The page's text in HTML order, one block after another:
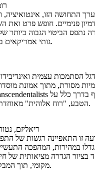
התחושה הזו, אינטואיציה,
פנימיים. חופש פרט ואת
נתפס הביטוי הגבוה ביותר
גותי אמריקאים בשימוש נושאים והגדרות טבעיים כהים.
מסורת, מתוך אמונת
הטבע, "רוח אלוהית" מאוחדת, המשותף לכל האנשים, ואת הקהילה.
ריאליזם, נטורליזם
זו התאפיינה רגשות של
במהירות, המהפכה
בציור הגדרה מציאותית של
מקומי, תוך המבקשים להסביר את ההתנהגות האנושית.